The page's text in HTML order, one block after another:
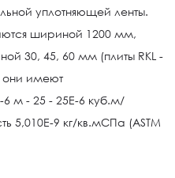
уплотняющей ленты.
шириной 1200 мм,
30, 45, 60 мм (плиты RKL -
они имеют
6 м - 25 - 25Е-6 куб.м/
5,010Е-9 кг/кв.мСПа (ASTM